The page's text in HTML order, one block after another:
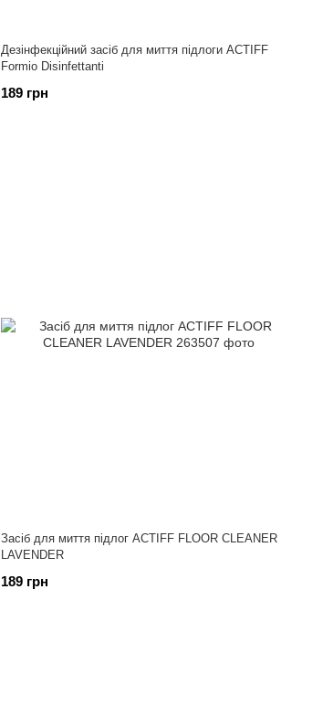
Дезінфекційний засіб для миття підлоги ACTIFF
Formio Disinfettanti
189 грн
Засіб для миття підлог ACTIFF FLOOR CLEANER
LAVENDER
189 грн